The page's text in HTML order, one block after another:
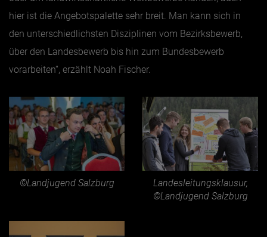
hier ist die Angebotspalette sehr breit. Man kann sich in
den unterschiedlichsten Disziplinen vom Bezirksbewerb,
über den Landesbewerb bis hin zum Bundesbewerb
vorarbeiten“, erzählt Noah Fischer.
©Landjugend Salzburg
Landesleitungsklausur,
©Landjugend Salzburg